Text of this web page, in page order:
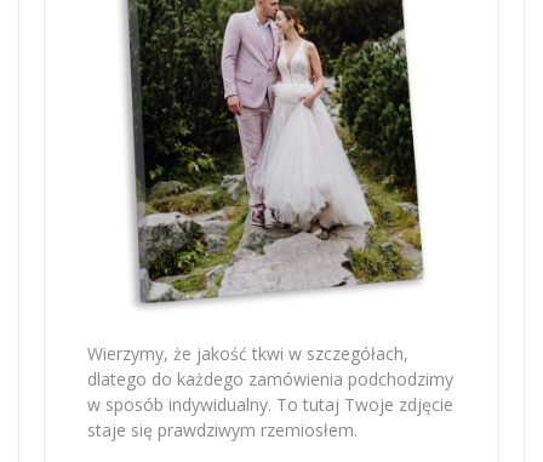
Wierzymy, że jakość tkwi w szczegółach,
dlatego do każdego zamówienia podchodzimy
w sposób indywidualny. To tutaj Twoje zdjęcie
staje się prawdziwym rzemiosłem.